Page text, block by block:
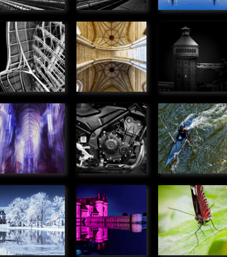
Gare
d'Orléans
» Urbain
Voute de la
Cathédrale,
Orléans
» Urbain
Tour
élévatrice,
Corbeil
» Urbain
Coeur de
lumière
» Graphique
Honda
Hornet
» Objets
Passer
dans la
porte
» Humanité
Château de
Sully-sur-
Loire
» Panoramique
Château de
Sully-sur-
Loire
» Panoramique
Heliconius
doris
» Microcosmos